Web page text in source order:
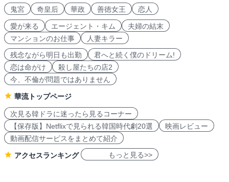
鬼宮
奇皇后 華政 善徳女王 恋人
愛が来る エージェント・キム
夫婦の結末
マンションのお仕事
人妻キラー
残念ながら明日も出勤
君へと続く僕のドリーム!
恋は命がけ
殺し屋たちの店2
今、不倫が問題ではありません
華流トップページ
次見る韓ドラに迷ったら見るコーナー
【保存版】Netflixで見られる韓国時代劇20選
映画レビュー
動画配信サービスをまとめて紹介
アクセスランキング もっと見る>>